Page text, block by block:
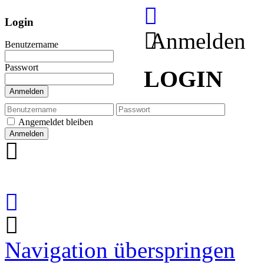
Login
Benutzername
Passwort
Anmelden
Anmelden
LOGIN
Angemeldet bleiben
Navigation überspringen